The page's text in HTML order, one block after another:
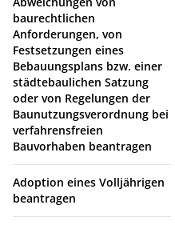
baurechtlichen
Anforderungen, von
Festsetzungen eines
Bebauungsplans bzw. einer
städtebaulichen Satzung
oder von Regelungen der
Baunutzungsverordnung bei
verfahrensfreien
Bauvorhaben beantragen
Adoption eines Volljährigen
beantragen